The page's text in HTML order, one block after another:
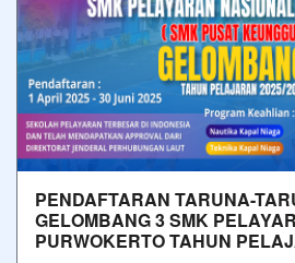
PENDAFTARAN TARUNA-
GELOMBANG 3 SMK
PURWOKERTO TAHUN